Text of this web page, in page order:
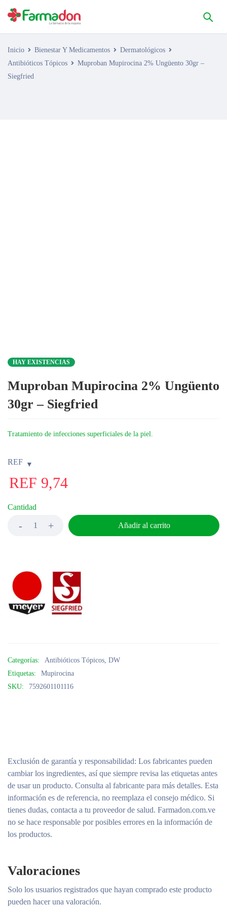
Inicio Bienestar Y Medicamentos
Dermatológicos
Antibióticos Tópicos
Muproban Mupirocina 2% Ungüento 30gr –
Siegfried
HAY EXISTENCIAS
Muproban Mupirocina 2% Ungüento
30gr – Siegfried
Tratamiento de infecciones superficiales de la piel.
REF
REF 9,74
Cantidad
Añadir al carrito
Categorías: Antibióticos Tópicos, DW
Etiquetas:
Mupirocina
SKU:
7592601101116
Exclusión de garantía y responsabilidad: Los fabricantes pueden
cambiar los ingredientes, así que siempre revisa las etiquetas antes
de usar un producto. Consulta al fabricante para más detalles. Esta
información es de referencia, no reemplaza el consejo médico. Si
tienes dudas, contacta a tu proveedor de salud. Farmadon.com.ve
no se hace responsable por posibles errores en la información de
los productos.
Valoraciones
Solo los usuarios registrados que hayan comprado este producto
pueden hacer una valoración.